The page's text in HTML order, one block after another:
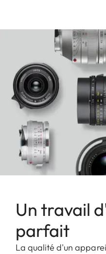
Un travail
parfait
La qualité d'un